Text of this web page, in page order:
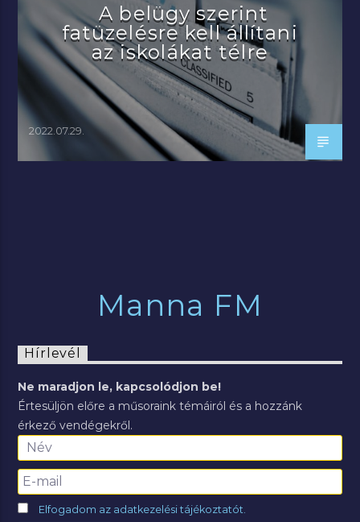
A belügy szerint
fatüzelésre kell állítani
az iskolákat télre
2022.07.29.
Manna FM
Hírlevél
Ne maradjon le, kapcsolódjon be!
Értesüljön előre a műsoraink témáiról és a hozzánk
érkező vendégekről.
Elfogadom az adatkezelési tájékoztatót.